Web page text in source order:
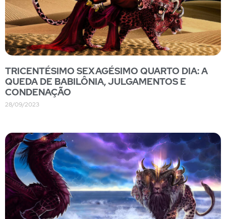
TRICENTÉSIMO SEXAGÉSIMO QUARTO DIA: A
QUEDA DE BABILÔNIA, JULGAMENTOS E
CONDENAÇÃO
28/09/2023